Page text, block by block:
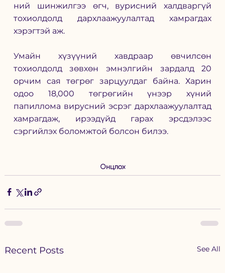
ний шинжилгээ өгч, вурисний халдваргүй
тохиолдолд дархлаажуулалтад хамрагдах
хэрэгтэй аж.
Умайн хүзүүний хавдраар өвчилсөн
тохиолдолд зөвхөн эмнэлгийн зардалд 20
орчим сая төгрөг зарцуулдаг байна. Харин
одоо 18,000 төгрөгийн үнээр хүний
папиллома вирусний эсрэг дархлаажуулалтад
хамрагдаж, ирээдүйд гарах эрсдэлээс
сэргийлэх боломжтой болсон билээ.
Онцлох
Recent Posts See All